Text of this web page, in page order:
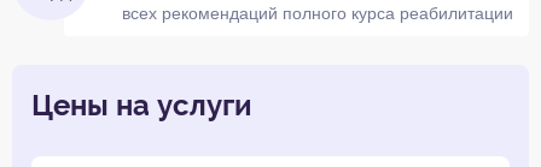
всех рекомендаций полного курса реабилитации
Цены на услуги